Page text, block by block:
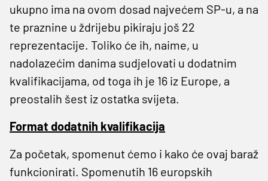
ukupno ima na ovom dosad najvećem SP-u, a na
te praznine u ždrijebu pikiraju još 22
reprezentacije. Toliko će ih, naime, u
nadolazećim danima sudjelovati u dodatnim
kvalifikacijama, od toga ih je 16 iz Europe, a
preostalih šest iz ostatka svijeta.
Format dodatnih kvalifikacija
Za početak, spomenut ćemo i kako će ovaj baraž
funkcionirati. Spomenutih 16 europskih